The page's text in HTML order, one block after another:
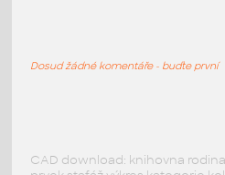
Dosud žádné komentáře - buďte první
CAD download: knihovna